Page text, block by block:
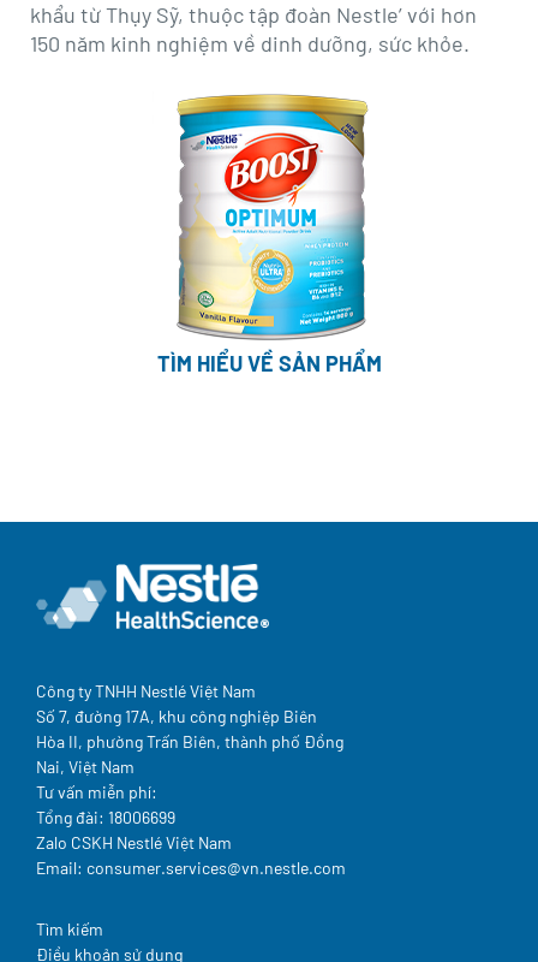
khẩu từ Thụy Sỹ, thuộc tập đoàn Nestle’ với hơn
150 năm kinh nghiệm về dinh dưỡng, sức khỏe.
TÌM HIỂU VỀ SẢN PHẨM
Công ty TNHH Nestlé Việt Nam
Số 7, đường 17A, khu công nghiệp Biên
Hòa II, phường Trấn Biên, thành phố Đồng
Nai, Việt Nam
Tư vấn miễn phí:
Tổng đài: 18006699
Zalo CSKH Nestlé Việt Nam
Email: consumer.services@vn.nestle.com
Legal
Tìm kiếm
Điều khoản sử dụng